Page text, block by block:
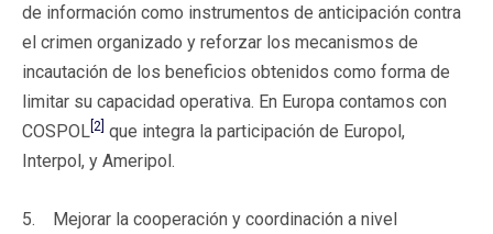
de información como instrumentos de anticipación contra
el crimen organizado y reforzar los mecanismos de
incautación de los beneficios obtenidos como forma de
limitar su capacidad operativa. En Europa contamos con
COSPOL [2] que integra la participación de Europol,
Interpol, y Ameripol.
5. Mejorar la cooperación y coordinación a nivel